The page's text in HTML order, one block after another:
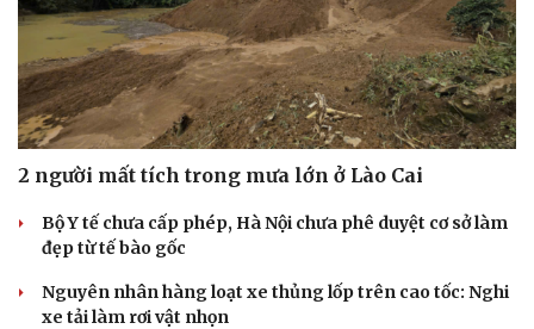
Cải chính
2 người mất tích trong mưa lớn ở Lào Cai
Bộ Y tế chưa cấp phép, Hà Nội chưa phê duyệt cơ sở làm
đẹp từ tế bào gốc
Nguyên nhân hàng loạt xe thủng lốp trên cao tốc: Nghi
xe tải làm rơi vật nhọn